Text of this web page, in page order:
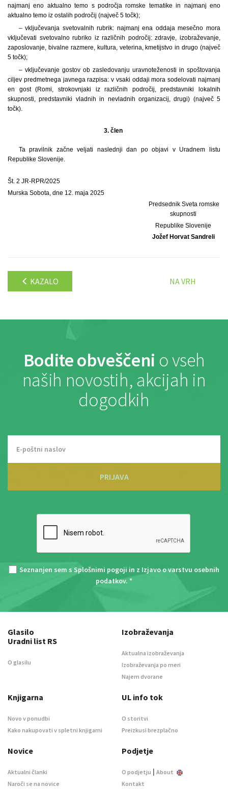
najmanj eno aktualno temo s področja romske tematike in najmanj eno
aktualno temo iz ostalih področij (največ 5 točk);
– vključevanja svetovalnih rubrik: najmanj ena oddaja mesečno mora
vključevati svetovalno rubriko iz različnih področij: zdravje, izobraževanje,
zaposlovanje, bivalne razmere, kultura, veterina, kmetijstvo in drugo (največ
5 točk);
– vključevanje gostov ob zasledovanju uravnoteženosti in spoštovanja
ciljev predmetnega javnega razpisa: v vsaki oddaji mora sodelovati najmanj
en gost (Romi, strokovnjaki iz različnih področij, predstavniki lokalnih
skupnosti, predstavniki vladnih in nevladnih organizacij, drugi) (največ 5
točk).
3. člen
Ta pravilnik začne veljati naslednji dan po objavi v Uradnem listu
Republike Slovenije.
Št. 2 JR-RPR/2025
Murska Sobota, dne 12. maja 2025
Predsednik Sveta romske
skupnosti
Republike Slovenije
Jožef Horvat Sandreli
KAZALO NA VRH
Bodite obveščeni o vseh
naših novostih, akcijah in
dogodkih
PRIJAVA
Seznanjen sem s Splošnimi pogoji in z Izjavo o varstvu osebnih
podatkov. *
Glasilo
Uradni list RS
O glasilu
Izobraževanja
Aktualna izobraževanja
Izobraževanja po meri
Najem dvorane
Knjigarna
Novo v ponudbi
Kako nakupovati v spletni knjigarni
UL info tok
O storitvi
Preizkusi brezplačno
Novice
Aktualni članki
Naroči se na novice
Podjetje
O podjetju | About
Kontakt